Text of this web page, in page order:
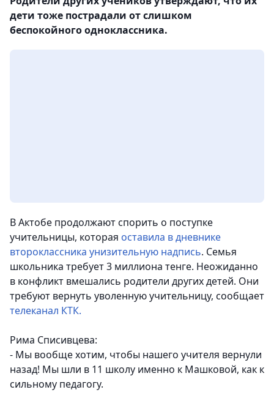
дети тоже пострадали от слишком
беспокойного одноклассника.
В Актобе продолжают спорить о поступке
учительницы, которая оставила в дневнике
второклассника унизительную надпись. Семья
школьника требует 3 миллиона тенге. Неожиданно
в конфликт вмешались родители других детей. Они
требуют вернуть уволенную учительницу, сообщает
телеканал КТК.
Рима Списивцева:
- Мы вообще хотим, чтобы нашего учителя вернули
назад! Мы шли в 11 школу именно к Машковой, как к
сильному педагогу.